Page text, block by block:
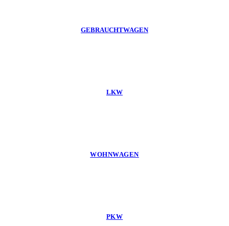
GEBRAUCHTWAGEN
LKW
WOHNWAGEN
PKW